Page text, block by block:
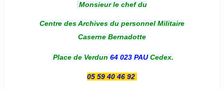
Monsieur le chef du
Centre des Archives du personnel Militaire
Caserne Bernadotte
Place de Verdun 64 023 PAUCedex.
05 59 40 46 92